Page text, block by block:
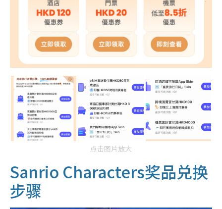
点击图片放大
Sanrio Characters奖品兑换
步骤